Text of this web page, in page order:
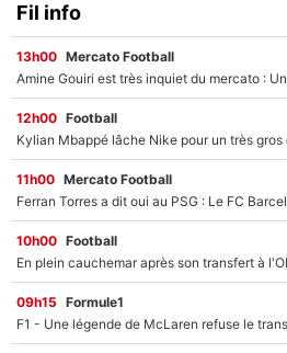
Fil info
13h00 Mercato Football
12h00 Football
11h00 Mercato Football
10h00 Football
09h15 Formule1